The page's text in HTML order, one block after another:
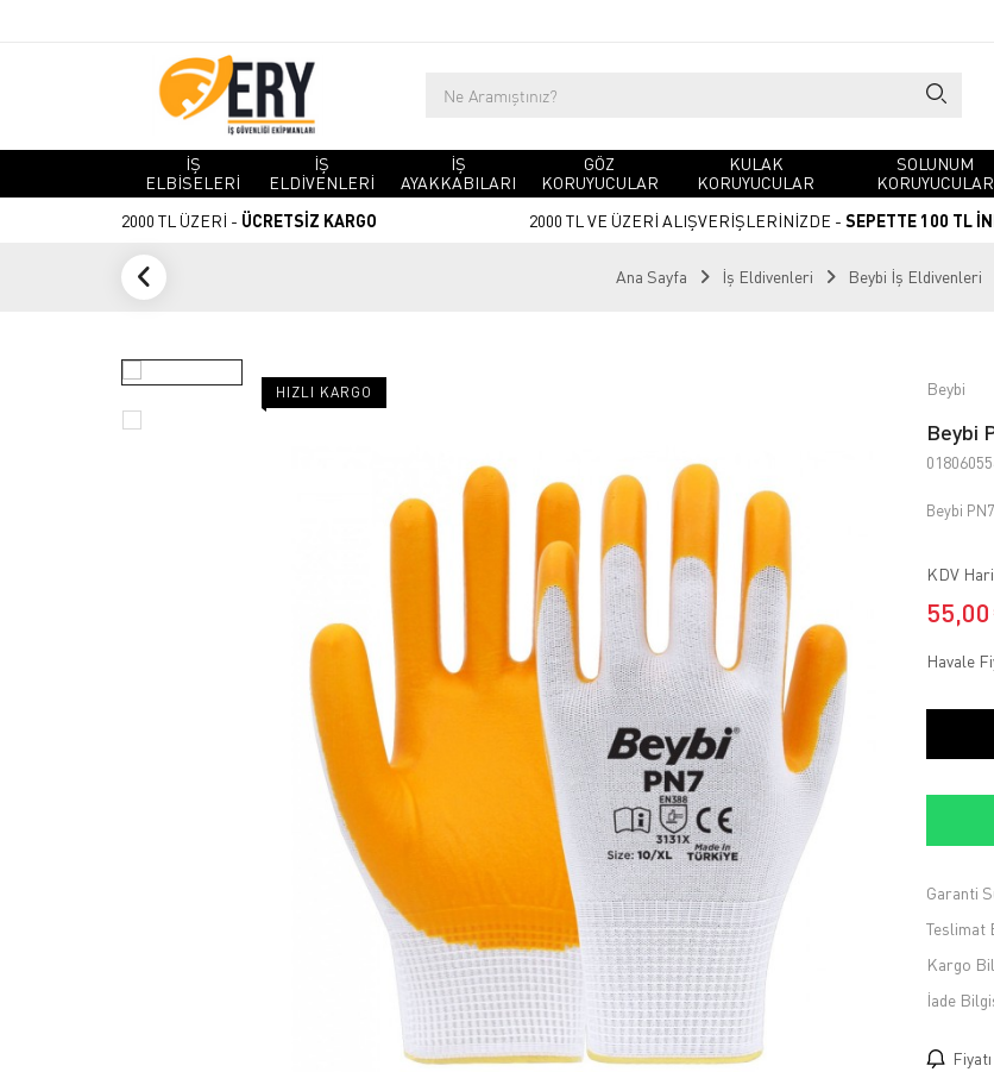
İŞ
ELBİSELERİ
İŞ
ELDİVENLERİ
İŞ
AYAKKABILARI
GÖZ
KORUYUCULAR
KULAK
KORUYUCULAR
SOLUNUM
KORUYUCULAR
2000 TL ÜZERİ - ÜCRETSİZ KARGO 2000 TL VE ÜZERİ ALIŞVERİŞLERİNİZDE - SEPETTE 100 TL
Ana Sayfa İş Eldivenleri Beybi İş Eldivenleri
HIZLI KARGO Beybi
Beybi
Beybi PN7
KDV
Havale
Garanti
Teslimat
Kargo
İade